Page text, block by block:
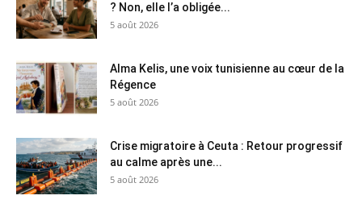
? Non, elle l’a obligée...
5 août 2026
Alma Kelis, une voix tunisienne au cœur de la
Régence
5 août 2026
Crise migratoire à Ceuta : Retour progressif
au calme après une...
5 août 2026